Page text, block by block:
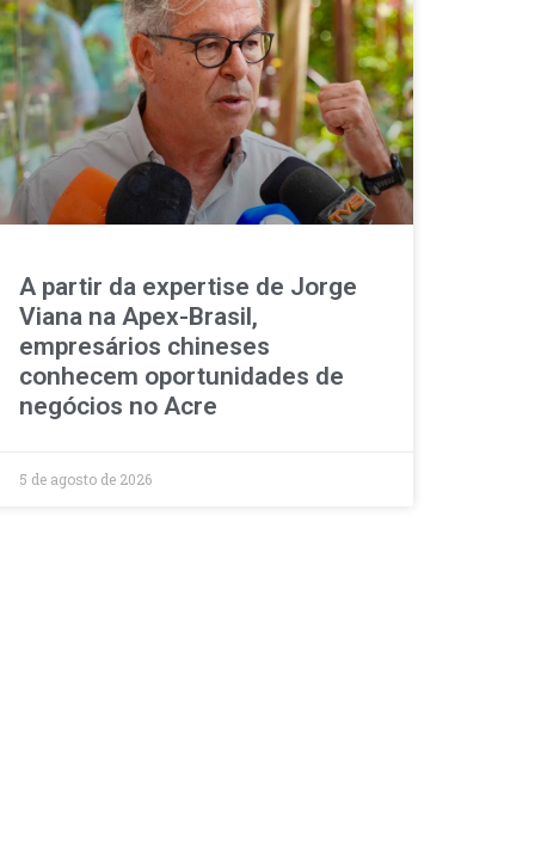
A partir da expertise de Jorge
Viana na Apex-Brasil,
empresários chineses
conhecem oportunidades de
negócios no Acre
5 de agosto de 2026